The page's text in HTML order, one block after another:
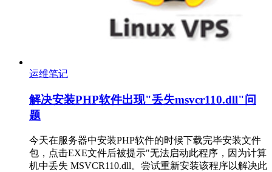
运维笔记
解决安装PHP软件出现"丢失msvcr110.dll"问
题
今天在服务器中安装PHP软件的时候下载完毕安装文件
包，点击EXE文件后被提示"无法启动此程序，因为计算
机中丢失 MSVCR110.dll。尝试重新安装该程序以解决此